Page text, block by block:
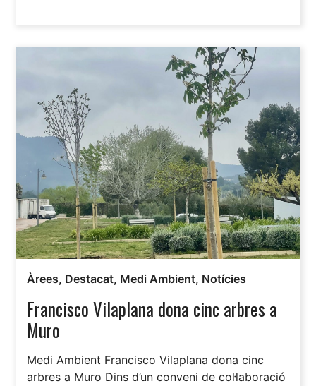
Àrees, Destacat, Medi Ambient, Notícies
Francisco Vilaplana dona cinc arbres a
Muro
Medi Ambient Francisco Vilaplana dona cinc
arbres a Muro Dins d’un conveni de col·laboració